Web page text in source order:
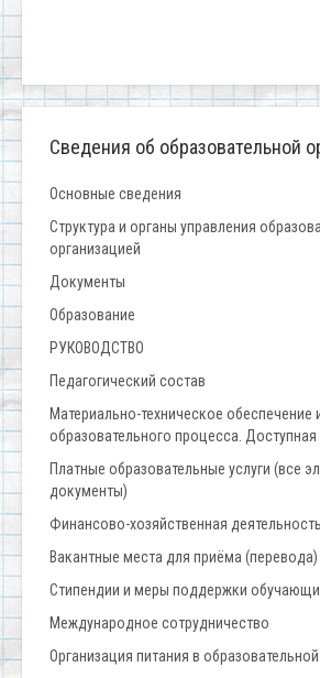
Сведения об образовательной
Основные сведения
Структура и органы управления
организацией
Документы
Образование
РУКОВОДСТВО
Педагогический состав
Материально-техническое
образовательного процесса. Доступная
Платные образовательные услуги (все
документы)
Финансово-хозяйственная деятельность
Вакантные места для приёма
Стипендии и меры поддержки
Международное сотрудничество
Организация питания в